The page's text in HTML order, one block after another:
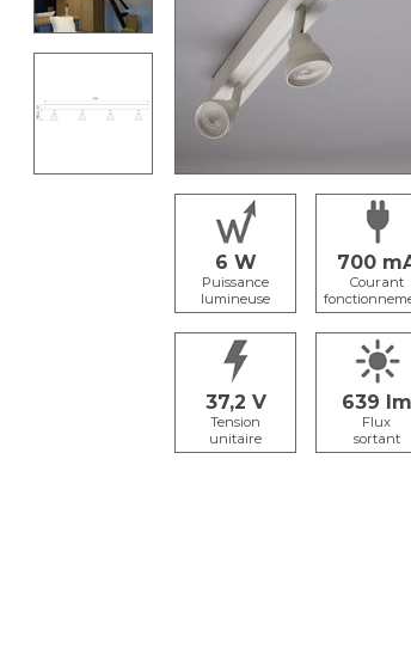
6
Puissance
lumineuse
700
Courant
37,2
Tension
unitaire
639
Flux
sortant